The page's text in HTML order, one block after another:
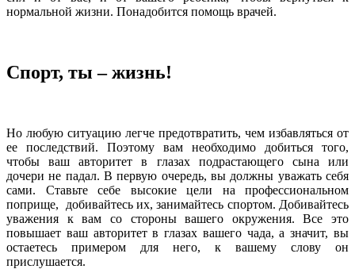
нормальной жизни. Понадобится помощь врачей.
Спорт, ты – жизнь!
Но любую ситуацию легче предотвратить, чем избавляться от
ее последствий. Поэтому вам необходимо добиться того,
чтобы ваш авторитет в глазах подрастающего сына или
дочери не падал. В первую очередь, вы должны уважать себя
сами. Ставьте себе высокие цели на профессиональном
поприще, добивайтесь их, занимайтесь спортом. Добивайтесь
уважения к вам со стороны вашего окружения. Все это
повышает ваш авторитет в глазах вашего чада, а значит, вы
остаетесь примером для него, к вашему слову он
прислушается.